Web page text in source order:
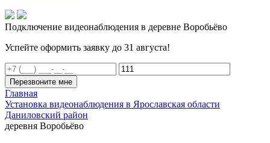
Подключение видеонаблюдения в деревне Воробьёво
Успейте оформить заявку до 31 августа!
Перезвоните мне
Главная
Установка видеонаблюдения в Ярославская области
Даниловский район
деревня Воробьёво